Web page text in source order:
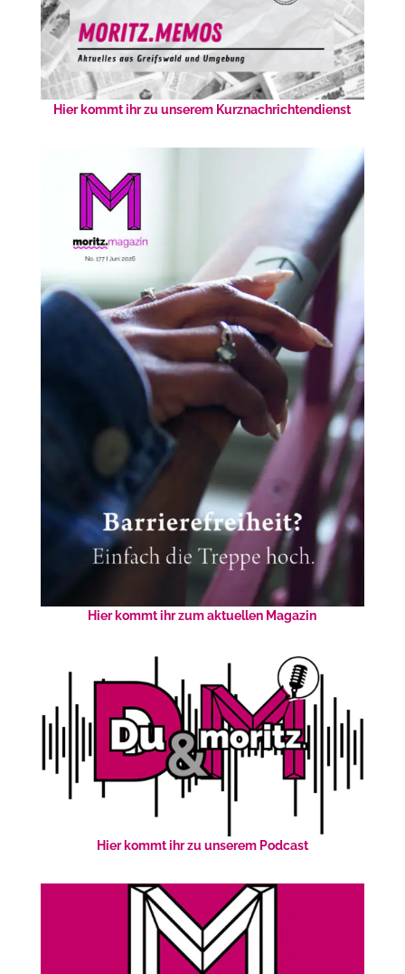
Hier kommt ihr zu unserem Kurznachrichtendienst
Hier kommt ihr zum aktuellen Magazin
Hier kommt ihr zu unserem Podcast